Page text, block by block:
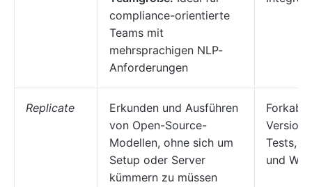
compliance-orientierte
Teams mit
mehrsprachigen NLP-
Anforderungen
Replicate
Erkunden und Ausführen
von Open-Source-
Modellen, ohne sich um
Setup oder Server
kümmern zu müssen
Tests,
und